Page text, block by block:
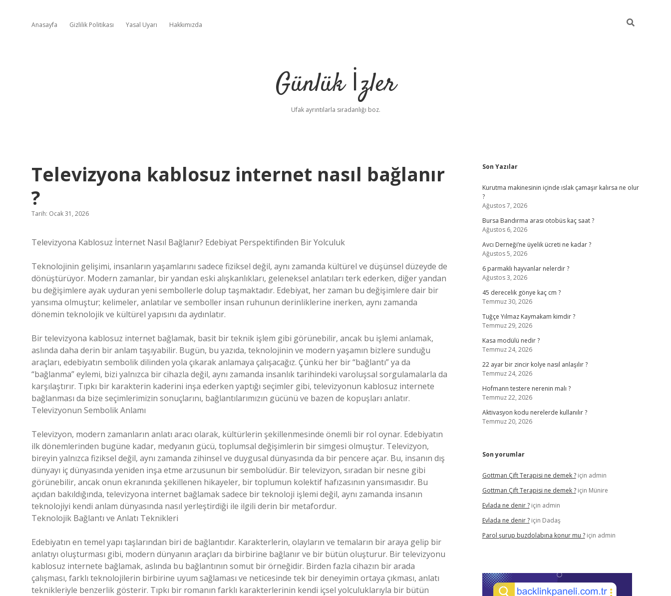
Anasayfa Gizlilik Politikası Yasal Uyarı Hakkımızda
Günlük İzler
Ufak ayrıntılarla sıradanlığı boz.
Televizyona kablosuz internet nasıl bağlanır
?
Tarih: Ocak 31, 2026
Televizyona Kablosuz İnternet Nasıl Bağlanır? Edebiyat Perspektifinden Bir Yolculuk
Teknolojinin gelişimi, insanların yaşamlarını sadece fiziksel değil, aynı zamanda kültürel ve düşünsel düzeyde de
dönüştürüyor. Modern zamanlar, bir yandan eski alışkanlıkları, geleneksel anlatıları terk ederken, diğer yandan
bu değişimlere ayak uyduran yeni sembollerle dolup taşmaktadır. Edebiyat, her zaman bu değişimlere dair bir
yansıma olmuştur; kelimeler, anlatılar ve semboller insan ruhunun derinliklerine inerken, aynı zamanda
dönemin teknolojik ve kültürel yapısını da aydınlatır.
Bir televizyona kablosuz internet bağlamak, basit bir teknik işlem gibi görünebilir, ancak bu işlemi anlamak,
aslında daha derin bir anlam taşıyabilir. Bugün, bu yazıda, teknolojinin ve modern yaşamın bizlere sunduğu
araçları, edebiyatın sembolik dilinden yola çıkarak anlamaya çalışacağız. Çünkü her bir “bağlantı” ya da
“bağlanma” eylemi, bizi yalnızca bir cihazla değil, aynı zamanda insanlık tarihindeki varoluşsal sorgulamalarla da
karşılaştırır. Tıpkı bir karakterin kaderini inşa ederken yaptığı seçimler gibi, televizyonun kablosuz internete
bağlanması da bize seçimlerimizin sonuçlarını, bağlantılarımızın gücünü ve bazen de kopuşları anlatır.
Televizyonun Sembolik Anlamı
Televizyon, modern zamanların anlatı aracı olarak, kültürlerin şekillenmesinde önemli bir rol oynar. Edebiyatın
ilk dönemlerinden bugüne kadar, medyanın gücü, toplumsal değişimlerin bir simgesi olmuştur. Televizyon,
bireyin yalnızca fiziksel değil, aynı zamanda zihinsel ve duygusal dünyasında da bir pencere açar. Bu, insanın dış
dünyayı iç dünyasında yeniden inşa etme arzusunun bir sembolüdür. Bir televizyon, sıradan bir nesne gibi
görünebilir, ancak onun ekranında şekillenen hikayeler, bir toplumun kolektif hafızasının yansımasıdır. Bu
açıdan bakıldığında, televizyona internet bağlamak sadece bir teknoloji işlemi değil, aynı zamanda insanın
teknolojiyi kendi anlam dünyasında nasıl yerleştirdiği ile ilgili derin bir metafordur.
Teknolojik Bağlantı ve Anlatı Teknikleri
Edebiyatın en temel yapı taşlarından biri de bağlantıdır. Karakterlerin, olayların ve temaların bir araya gelip bir
anlatıyı oluşturması gibi, modern dünyanın araçları da birbirine bağlanır ve bir bütün oluşturur. Bir televizyonu
kablosuz internete bağlamak, aslında bu bağlantının somut bir örneğidir. Birden fazla cihazın bir arada
çalışması, farklı teknolojilerin birbirine uyum sağlaması ve neticesinde tek bir deneyimin ortaya çıkması, anlatı
teknikleriyle benzerlik gösterir. Tıpkı bir romanın farklı karakterlerinin kendi içsel yolculuklarıyla bir bütün
Sidebar
Son Yazılar
Kurutma makinesinin içinde ıslak çamaşır kalırsa ne olur
?
Ağustos 7, 2026
Bursa Bandırma arası otobüs kaç saat ?
Ağustos 6, 2026
Avcı Derneği’ne üyelik ücreti ne kadar ?
Ağustos 5, 2026
6 parmaklı hayvanlar nelerdir ?
Ağustos 3, 2026
45 derecelik gönye kaç cm ?
Temmuz 30, 2026
Tuğçe Yılmaz Kaymakam kimdir ?
Temmuz 29, 2026
Kasa modülü nedir ?
Temmuz 24, 2026
22 ayar bir zincir kolye nasıl anlaşılır ?
Temmuz 24, 2026
Hofmann testere nerenin malı ?
Temmuz 22, 2026
Aktivasyon kodu nerelerde kullanılır ?
Temmuz 20, 2026
Son yorumlar
Gottman Çift Terapisi ne demek ?için admin
Gottman Çift Terapisi ne demek ?için Münire
Evlada ne denir ?için admin
Evlada ne denir ?için Dadaş
Parol şurup buzdolabına konur mu ?için admin